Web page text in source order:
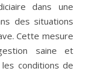
des situations
Cette mesure
saine et
conditions de